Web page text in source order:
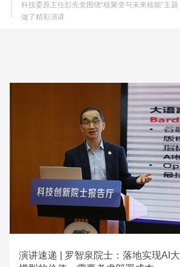
科技委原主任彭先觉围绕“核聚变与未来核能”主题
做了精彩演讲
演讲速递 | 罗智泉院士：落地实现AI大